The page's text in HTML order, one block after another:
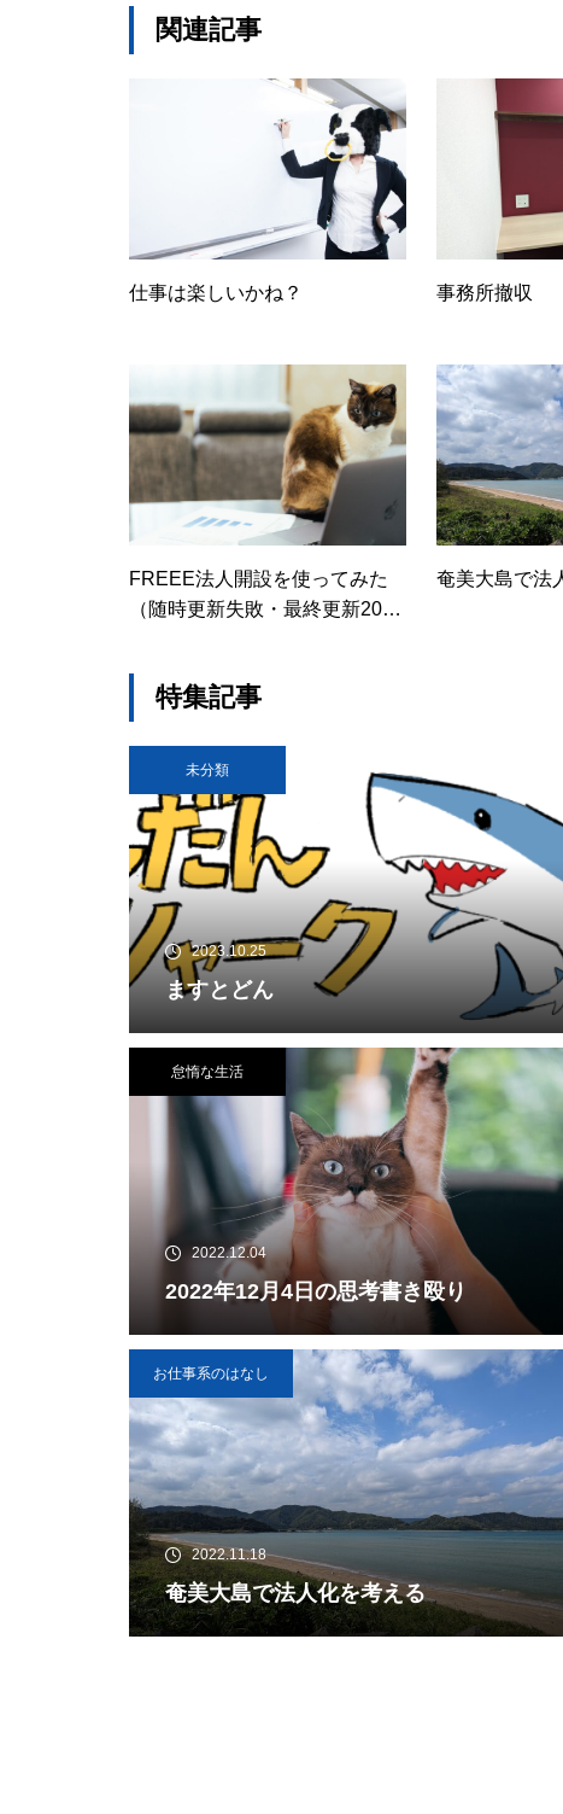
関連記事
仕事は楽しいかね？ 事務所撤収
FREEE法人開設を使ってみた
（随時更新失敗・最終更新202
奄美大島で法
特集記事
未分類
2023.10.25
ますとどん
怠惰な生活
2022.12.04
2022年12月4日の思考書き殴り
お仕事系のはなし
2022.11.18
奄美大島で法人化を考える